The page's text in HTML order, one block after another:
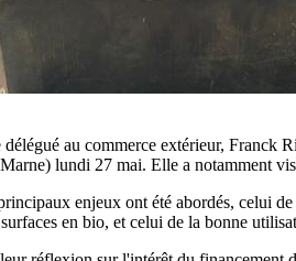
au commerce extérieur, Franck
lundi 27 mai. Elle a notamment
enjeux ont été abordés, celui
surfaces en bio, et celui de la bonne